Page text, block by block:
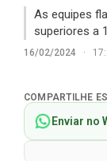
As equipes
superiores a
16/02/2024 ·
COMPARTILHE
Enviar no